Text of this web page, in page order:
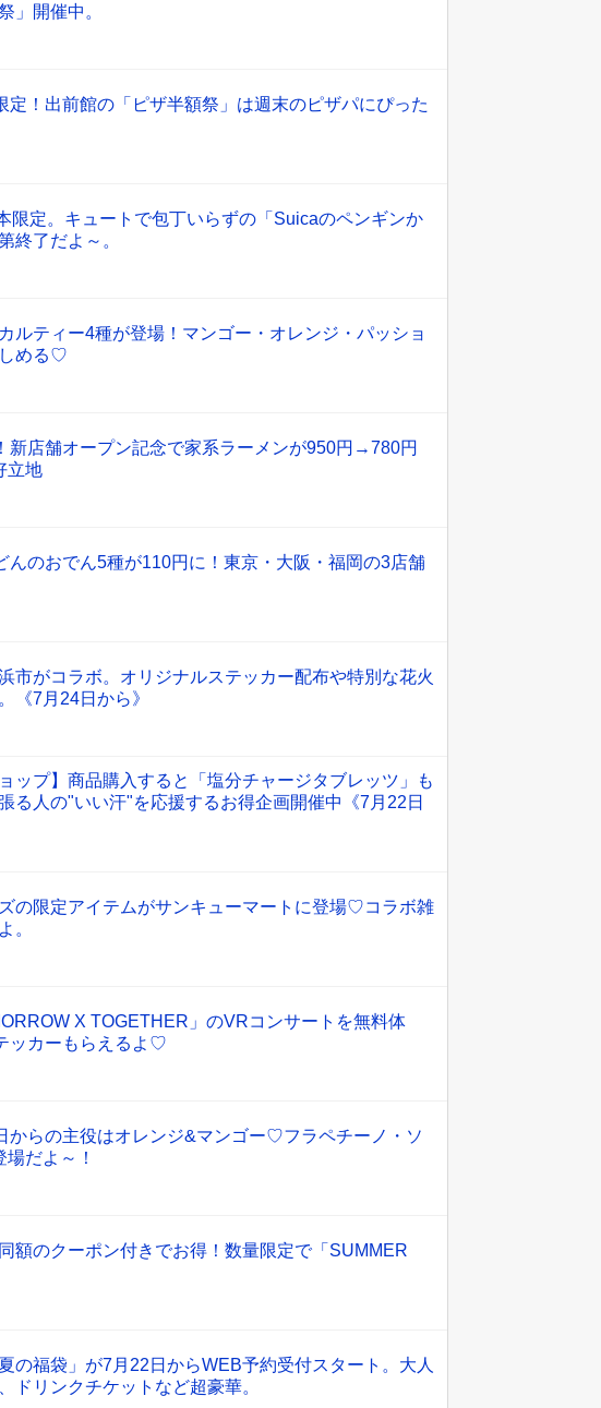
」開催中。
定！出前館の「ピザ半額祭」は週末のピザパにぴった
限定。キュートで包丁いらずの「Suicaのペンギンか
終了だよ～。
ルティー4種が登場！マンゴー・オレンジ・パッショ
める♡
新店舗オープン記念で家系ラーメンが950円→780円
立地
んのおでん5種が110円に！東京・大阪・福岡の3店舗
市がコラボ。オリジナルステッカー配布や特別な花火
《7月24日から》
ップ】商品購入すると「塩分チャージタブレッツ」も
る人の"いい汗"を応援するお得企画開催中《7月22日
の限定アイテムがサンキューマートに登場♡コラボ雑
。
X TOGETHER」のVRコンサートを無料体
ッカーもらえるよ♡
からの主役はオレンジ&マンゴー♡フラペチーノ・ソ
だよ～！
額のクーポン付きでお得！数量限定で「SUMMER
の福袋」が7月22日からWEB予約受付スタート。大人
ドリンクチケットなど超豪華。